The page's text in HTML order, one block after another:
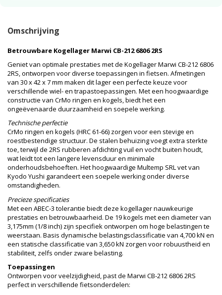
Omschrijving
Betrouwbare Kogellager Marwi CB-212 6806 2RS
Geniet van optimale prestaties met de Kogellager Marwi CB-212 6806
2RS, ontworpen voor diverse toepassingen in fietsen. Afmetingen
van 30 x 42 x 7 mm maken dit lager een perfecte keuze voor
verschillende wiel- en trapastoepassingen. Met een hoogwaardige
constructie van CrMo ringen en kogels, biedt het een
ongeëvenaarde duurzaamheid en soepele werking.
Technische perfectie
CrMo ringen en kogels (HRC 61-66) zorgen voor een stevige en
roestbestendige structuur. De stalen behuizing voegt extra sterkte
toe, terwijl de 2RS rubberen afdichting vuil en vocht buiten houdt,
wat leidt tot een langere levensduur en minimale
onderhoudsbehoeften. Het hoogwaardige Multemp SRL vet van
Kyodo Yushi garandeert een soepele werking onder diverse
omstandigheden.
Precieze specificaties
Met een ABEC-3 tolerantie biedt deze kogellager nauwkeurige
prestaties en betrouwbaarheid. De 19 kogels met een diameter van
3,175mm (1/8 inch) zijn specifiek ontworpen om hoge belastingen te
weerstaan. Basis dynamische belastingsclassificatie van 4,700 kN en
een statische classificatie van 3,650 kN zorgen voor robuustheid en
stabiliteit, zelfs onder zware belasting.
Toepassingen
Ontworpen voor veelzijdigheid, past de Marwi CB-212 6806 2RS
perfect in verschillende fietsonderdelen: